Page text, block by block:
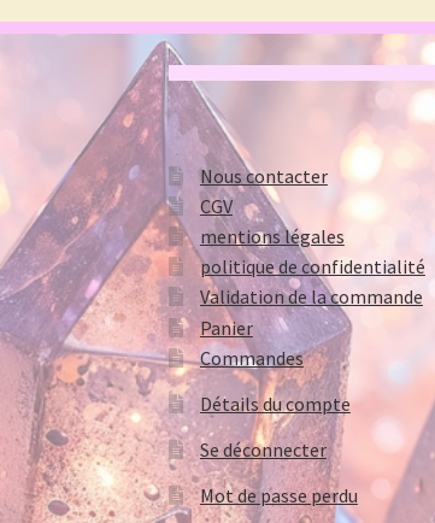
Nous contacter
CGV
mentions légales
politique de confidentialité
Validation de la commande
Panier
Commandes
Détails du compte
Se déconnecter
Mot de passe perdu